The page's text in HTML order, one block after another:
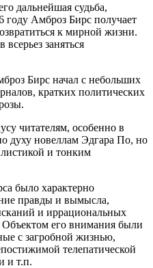
дальнейшая судьба,
году Амброз Бирс получает
к мирной жизни.
заняться
Бирс начал с небольших
кратких политических
читателям, особенно в
духу новеллам Эдгара По, но
и тонким
было характерно
правды и вымысла,
и иррациональных
Объектом его внимания были
с загробной жизнью,
телепатической
и т.п.